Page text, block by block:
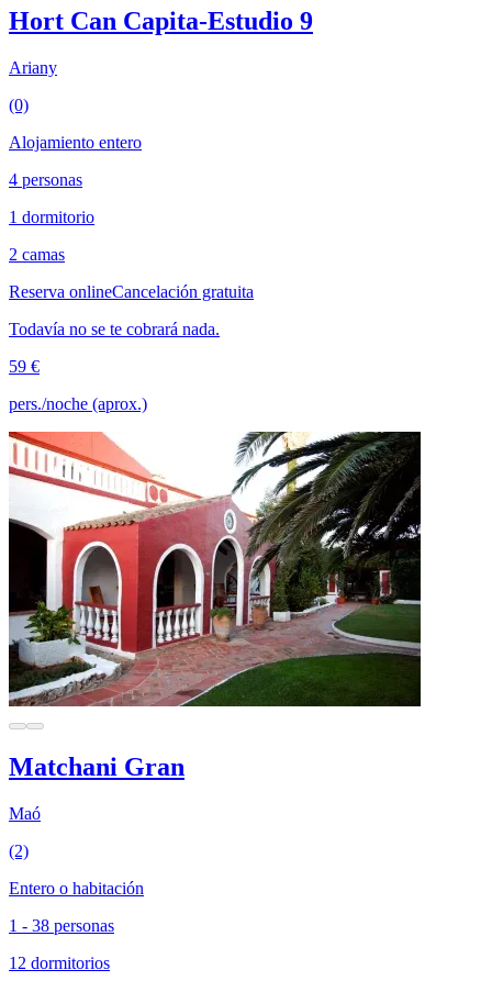
Hort Can Capita-Estudio 9
Ariany
(0)
Alojamiento entero
4 personas
1 dormitorio
2 camas
Reserva onlineCancelación gratuita
Todavía no se te cobrará nada.
59 €
pers./noche (aprox.)
Matchani Gran
Maó
(2)
Entero o habitación
1 - 38 personas
12 dormitorios